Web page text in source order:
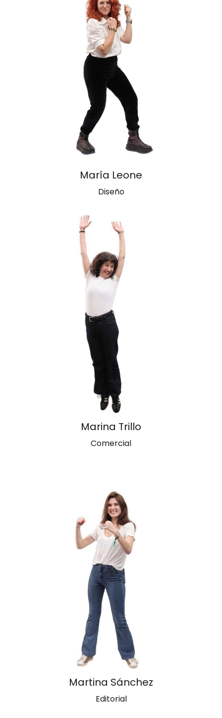
María Leone
Diseño
Marina Trillo
Comercial
Martina Sánchez
Editorial